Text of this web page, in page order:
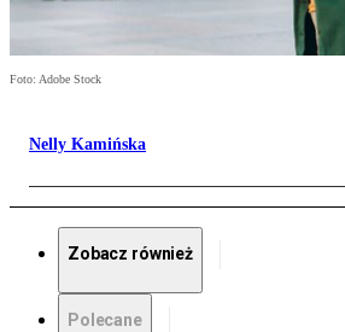
Foto: Adobe Stock
Nelly Kamińska
Zobacz również
Polecane